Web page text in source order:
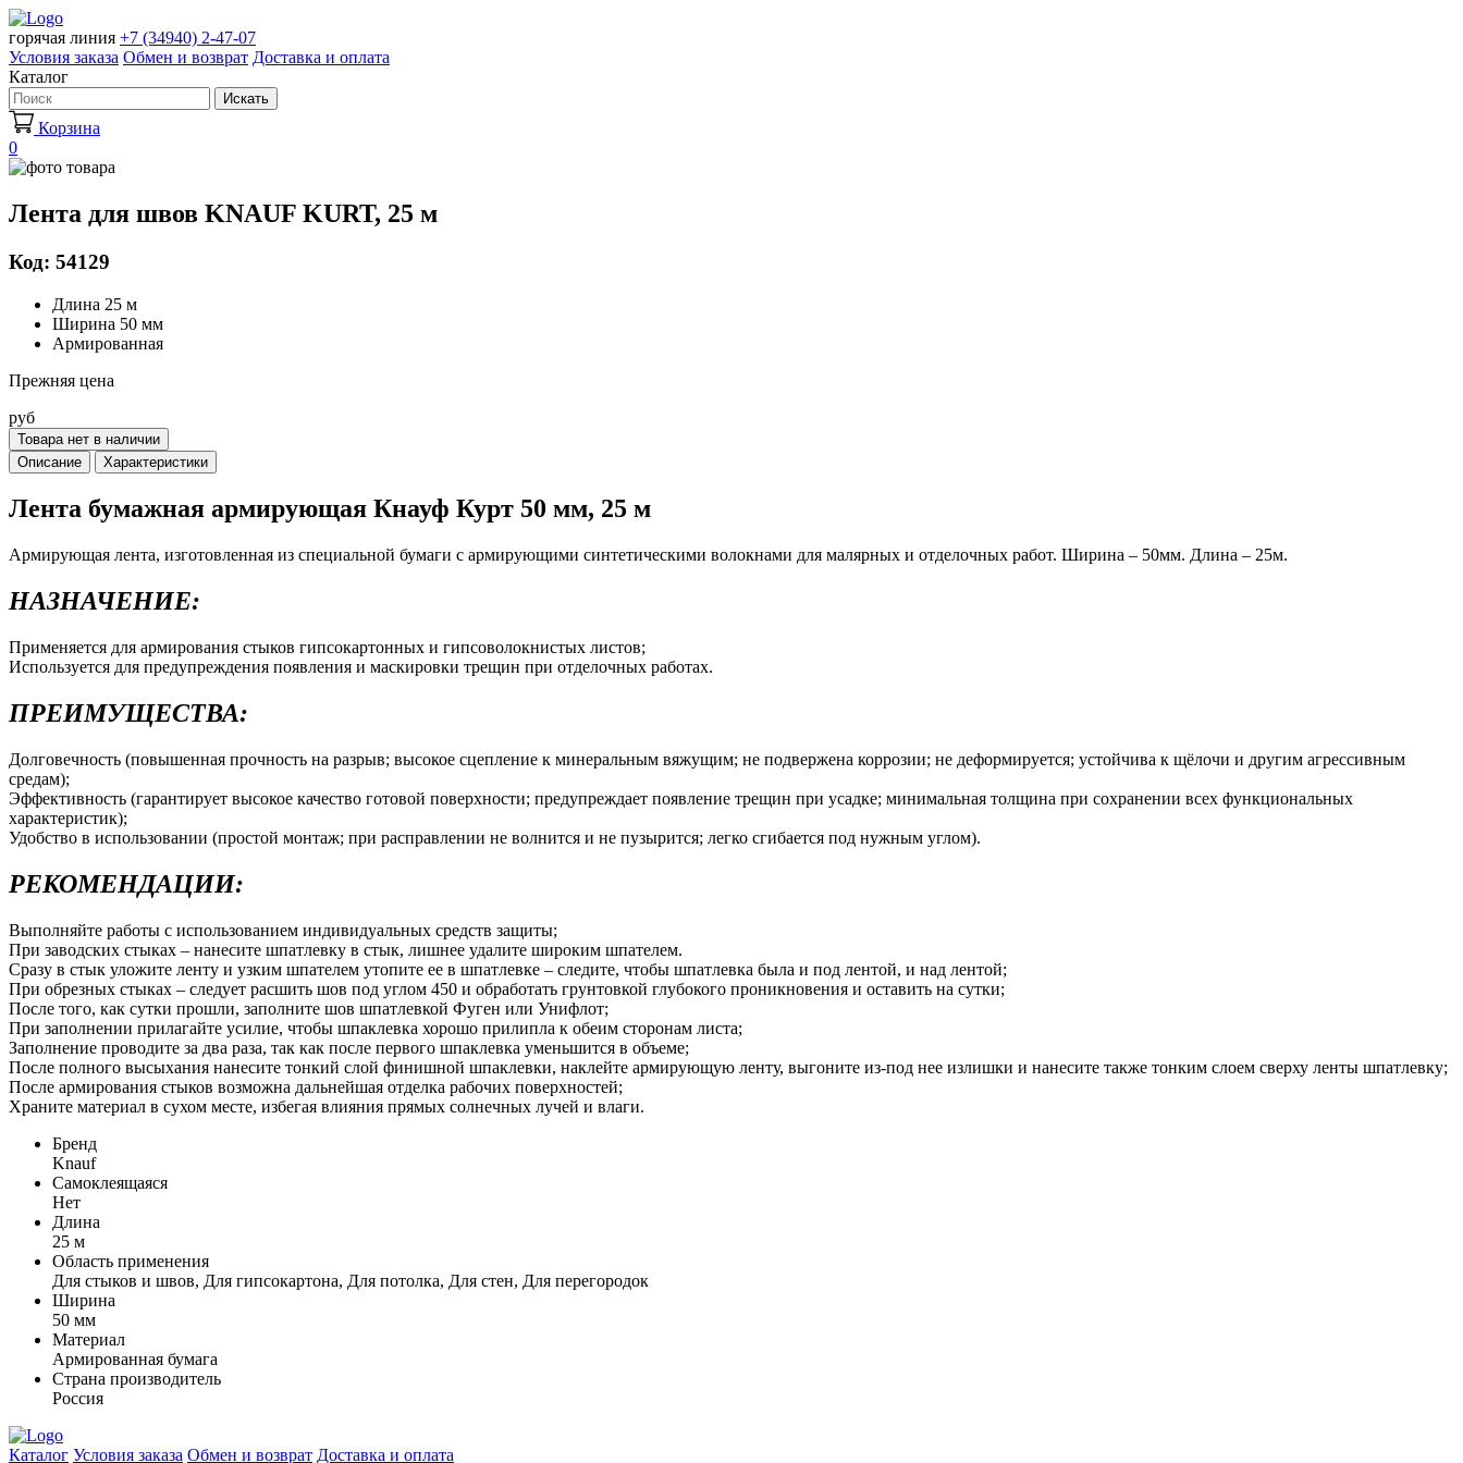
горячая линия +7 (34940) 2-47-07
Условия заказа Обмен и возврат Доставка и оплата
Каталог
Искать
Корзина
0
Лента для швов KNAUF KURT, 25 м
Код: 54129
Длина 25 м
Ширина 50 мм
Армированная
Прежняя цена
руб
Товара нет в наличии
Описание
Характеристики
Лента бумажная армирующая Кнауф Курт 50 мм, 25 м
Армирующая лента, изготовленная из специальной бумаги с армирующими синтетическими волокнами для малярных и отделочных работ. Ширина – 50мм. Длина – 25м.
НАЗНАЧЕНИЕ:
Применяется для армирования стыков гипсокартонных и гипсоволокнистых листов;
Используется для предупреждения появления и маскировки трещин при отделочных работах.
ПРЕИМУЩЕСТВА:
Долговечность (повышенная прочность на разрыв; высокое сцепление к минеральным вяжущим; не подвержена коррозии; не деформируется; устойчива к щёлочи и другим агрессивным
средам);
Эффективность (гарантирует высокое качество готовой поверхности; предупреждает появление трещин при усадке; минимальная толщина при сохранении всех функциональных
характеристик);
Удобство в использовании (простой монтаж; при расправлении не волнится и не пузырится; легко сгибается под нужным углом).
РЕКОМЕНДАЦИИ:
Выполняйте работы с использованием индивидуальных средств защиты;
При заводских стыках – нанесите шпатлевку в стык, лишнее удалите широким шпателем.
Сразу в стык уложите ленту и узким шпателем утопите ее в шпатлевке – следите, чтобы шпатлевка была и под лентой, и над лентой;
При обрезных стыках – следует расшить шов под углом 450 и обработать грунтовкой глубокого проникновения и оставить на сутки;
После того, как сутки прошли, заполните шов шпатлевкой Фуген или Унифлот;
При заполнении прилагайте усилие, чтобы шпаклевка хорошо прилипла к обеим сторонам листа;
Заполнение проводите за два раза, так как после первого шпаклевка уменьшится в объеме;
После полного высыхания нанесите тонкий слой финишной шпаклевки, наклейте армирующую ленту, выгоните из-под нее излишки и нанесите также тонким слоем сверху ленты шпатлевку;
После армирования стыков возможна дальнейшая отделка рабочих поверхностей;
Храните материал в сухом месте, избегая влияния прямых солнечных лучей и влаги.
Бренд
Knauf
Самоклеящаяся
Нет
Длина
25 м
Область применения
Для стыков и швов, Для гипсокартона, Для потолка, Для стен, Для перегородок
Ширина
50 мм
Материал
Армированная бумага
Страна производитель
Россия
Каталог Условия заказа Обмен и возврат Доставка и оплата